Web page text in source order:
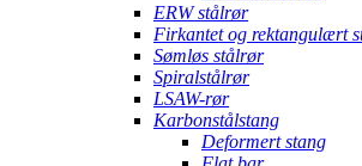
ERW stålrør
Firkantet og rektangulært
Sømløs stålrør
Spiralstålrør
LSAW-rør
Karbonstålstang
Deformert stang